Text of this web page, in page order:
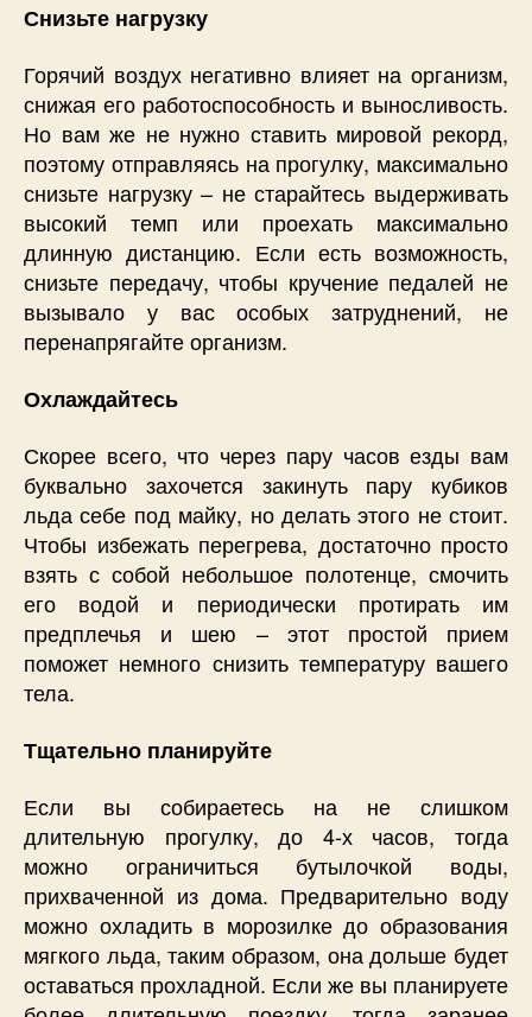
Снизьте нагрузку
Горячий воздух негативно влияет на организм,
снижая его работоспособность и выносливость.
Но вам же не нужно ставить мировой рекорд,
поэтому отправляясь на прогулку, максимально
снизьте нагрузку – не старайтесь выдерживать
высокий темп или проехать максимально
длинную дистанцию. Если есть возможность,
снизьте передачу, чтобы кручение педалей не
вызывало у вас особых затруднений, не
перенапрягайте организм.
Охлаждайтесь
Скорее всего, что через пару часов езды вам
буквально захочется закинуть пару кубиков
льда себе под майку, но делать этого не стоит.
Чтобы избежать перегрева, достаточно просто
взять с собой небольшое полотенце, смочить
его водой и периодически протирать им
предплечья и шею – этот простой прием
поможет немного снизить температуру вашего
тела.
Тщательно планируйте
Если вы собираетесь на не слишком
длительную прогулку, до 4-х часов, тогда
можно ограничиться бутылочкой воды,
прихваченной из дома. Предварительно воду
можно охладить в морозилке до образования
мягкого льда, таким образом, она дольше будет
оставаться прохладной. Если же вы планируете